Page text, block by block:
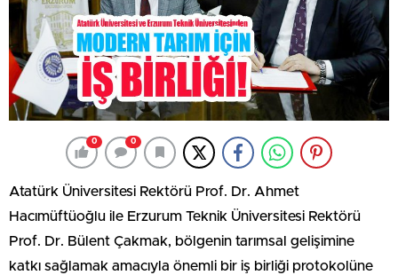
0 0
Atatürk Üniversitesi Rektörü Prof. Dr. Ahmet
Hacımüftüoğlu ile Erzurum Teknik Üniversitesi Rektörü
Prof. Dr. Bülent Çakmak, bölgenin tarımsal gelişimine
katkı sağlamak amacıyla önemli bir iş birliği protokolüne